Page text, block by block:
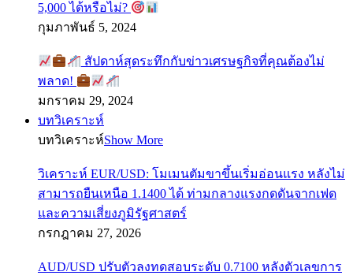
5,000 ได้หรือไม่?
กุมภาพันธ์ 5, 2024
สัปดาห์สุดระทึกกับข่าวเศรษฐกิจที่คุณต้องไม่
พลาด!
มกราคม 29, 2024
บทวิเคราะห์
บทวิเคราะห์Show More
วิเคราะห์ EUR/USD: โมเมนตัมขาขึ้นเริ่มอ่อนแรง หลังไม่
สามารถยืนเหนือ 1.1400 ได้ ท่ามกลางแรงกดดันจากเฟด
และความเสี่ยงภูมิรัฐศาสตร์
กรกฎาคม 27, 2026
AUD/USD ปรับตัวลงทดสอบระดับ 0.7100 หลังตัวเลขการ